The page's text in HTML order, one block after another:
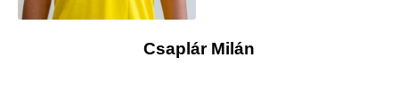
Csaplár Milán